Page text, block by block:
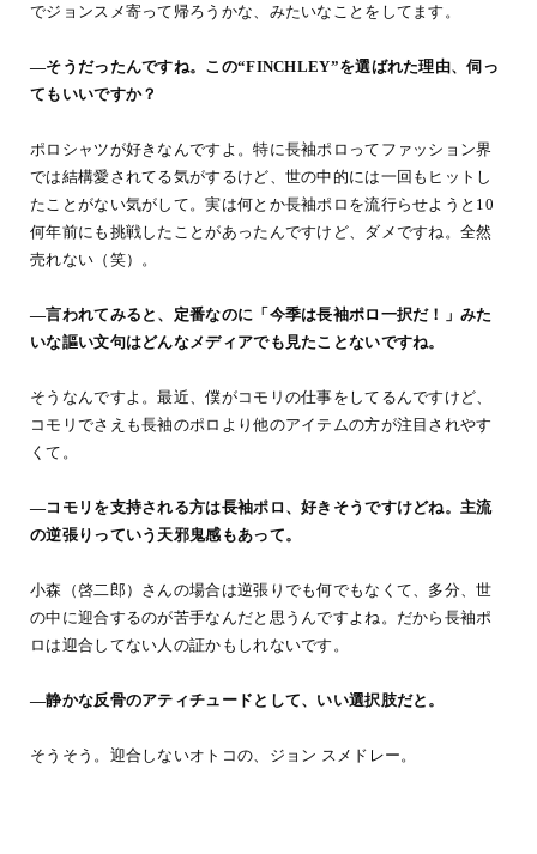
でジョンスメ寄って帰ろうかな、みたいなことをしてます。
―そうだったんですね。この“FINCHLEY”を選ばれた理由、伺っ
てもいいですか？
ポロシャツが好きなんですよ。特に長袖ポロってファッション界
では結構愛されてる気がするけど、世の中的には一回もヒットし
たことがない気がして。実は何とか長袖ポロを流行らせようと10
何年前にも挑戦したことがあったんですけど、ダメですね。全然
売れない（笑）。
―言われてみると、定番なのに「今季は長袖ポロ一択だ！」みた
いな謳い文句はどんなメディアでも見たことないですね。
そうなんですよ。最近、僕がコモリの仕事をしてるんですけど、
コモリでさえも長袖のポロより他のアイテムの方が注目されやす
くて。
―コモリを支持される方は長袖ポロ、好きそうですけどね。主流
の逆張りっていう天邪鬼感もあって。
小森（啓二郎）さんの場合は逆張りでも何でもなくて、多分、世
の中に迎合するのが苦手なんだと思うんですよね。だから長袖ポ
ロは迎合してない人の証かもしれないです。
―静かな反骨のアティチュードとして、いい選択肢だと。
そうそう。迎合しないオトコの、ジョン スメドレー。